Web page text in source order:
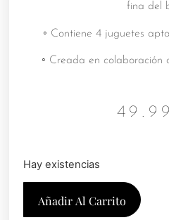
fina del
◦ Contiene 4 juguetes
◦ Creada en colaboración
Hay existencias
Añadir Al Carrito